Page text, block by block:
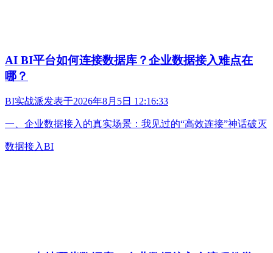
AI BI平台如何连接数据库？企业数据接入难点在
哪？
BI实战派发表于2026年8月5日 12:16:33
一、企业数据接入的真实场景：我见过的“高效连接”神话破灭
数据接入BI